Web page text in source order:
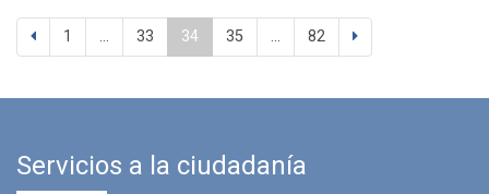
1 ... 33 34 35 ... 82
Servicios a la ciudadanía